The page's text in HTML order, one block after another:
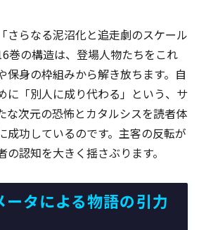
さらなる泥沼化と追走劇のスケール
巻の構造は、登場人物たちをこれ
保身の枠組みから解き放ちます。自
に「別人に成り代わる」という、サ
な次元の恐怖とカタルシスを読者体
成功しているのです。主客の反転が
認知を大きく揺さぶります。
タによる物語の引力